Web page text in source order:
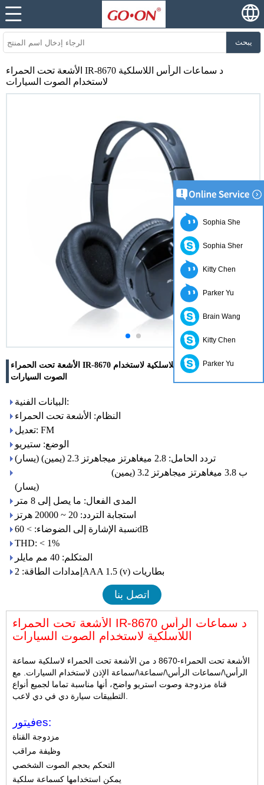
يبحث
الأشعة تحت الحمراء IR-8670 د سماعات الرأس اللاسلكية
لاستخدام الصوت السيارات
الأشعة تحت الحمراء IR-8670 د سماعات الرأس اللاسلكية لاستخدام
الصوت السيارات
البيانات الفنية:
النظام: الأشعة تحت الحمراء
تعديل: FM
الوضع: ستيريو
تردد الحامل: 2.8 ميغاهرتز ميجاهرتز 2.3 (يمين) (يسار)
(يسار)
المدى الفعال: ما يصل إلى 8 متر
استجابة التردد: 20 ~ 20000 هرتز
نسبة الإشارة إلى الضوضاء: > 60dB
THD: < 1%
المتكلم: 40 مم مايلر
إمدادات الطاقة: 2AAA 1.5 (v) بطاريات
اتصل بنا
الأشعة تحت الحمراء IR-8670 د سماعات الرأس
اللاسلكية لاستخدام الصوت السيارات
الأشعة تحت الحمراء-8670 د من الأشعة تحت الحمراء لاسلكية سماعة
الرأس\/سماعات الرأس\/سماعة\/سماعة الإذن لاستخدام السيارات. مع
قناة مزدوجة وصوت استريو واضح، أنها مناسبة تماما لجميع أنواع
فيتورes:
مزدوجة القناة
وظيفة مراقب
التحكم بحجم الصوت الشخصي
يمكن استخدامها كسماعة سلكية
Sophia She
Sophia Sher
Kitty Chen
Parker Yu
Brain Wang
Kitty Chen
Parker Yu